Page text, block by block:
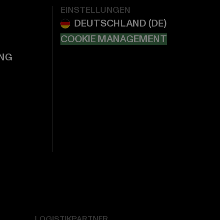
EINSTELLUNGEN
COOKIE MANAGEMENT